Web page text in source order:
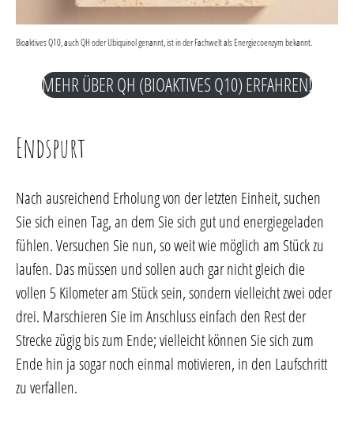
Bioaktives Q10, auch QH oder Ubiquinol genannt, ist in der Fachwelt als Energiecoenzym bekannt.
MEHR ÜBER QH (BIOAKTIVES Q10) ERFAHREN!
Endspurt
Nach ausreichend Erholung von der letzten Einheit, suchen
Sie sich einen Tag, an dem Sie sich gut und energiegeladen
fühlen. Versuchen Sie nun, so weit wie möglich am Stück zu
laufen. Das müssen und sollen auch gar nicht gleich die
vollen 5 Kilometer am Stück sein, sondern vielleicht zwei oder
drei. Marschieren Sie im Anschluss einfach den Rest der
Strecke zügig bis zum Ende; vielleicht können Sie sich zum
Ende hin ja sogar noch einmal motivieren, in den Laufschritt
zu verfallen.